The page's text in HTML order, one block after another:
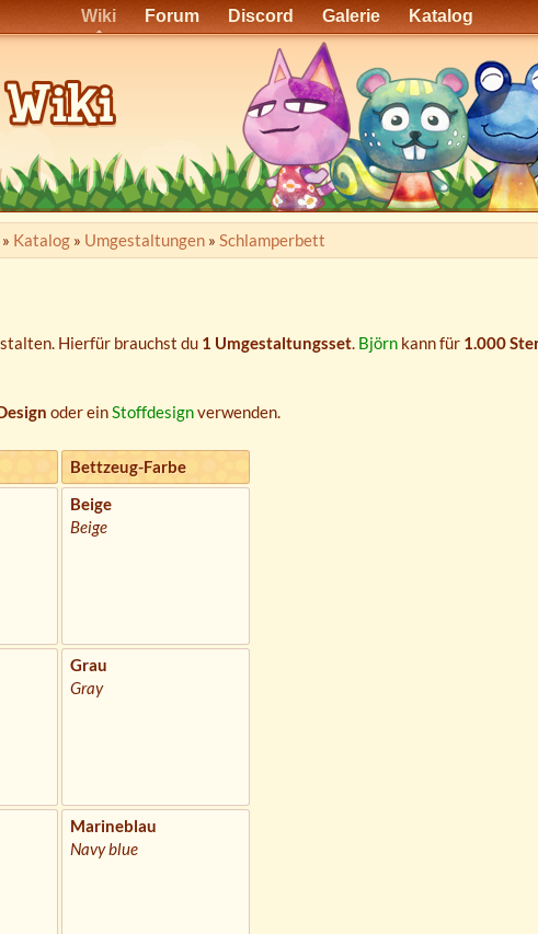
Wiki Forum Discord Galerie Katalog
» Katalog» Umgestaltungen» Schlamperbett
Hierfür brauchst du 1 Umgestaltungsset. Björnkann für 1.000
oder einStoffdesignverwenden.
Bettzeug-Farbe
Beige
Beige
Grau
Gray
Marineblau
Navy blue